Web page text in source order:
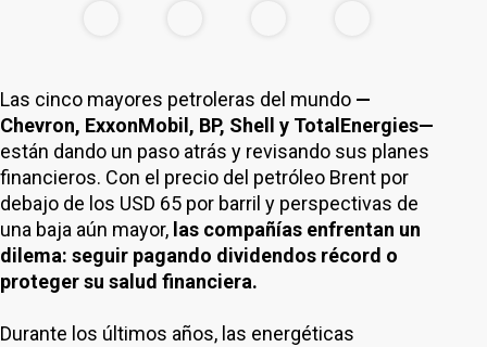
Las cinco mayores petroleras del mundo —
Chevron, ExxonMobil, BP, Shell y TotalEnergies—
están dando un paso atrás y revisando sus planes
financieros. Con el precio del petróleo Brent por
debajo de los USD 65 por barril y perspectivas de
una baja aún mayor, las compañías enfrentan un
dilema: seguir pagando dividendos récord o
proteger su salud financiera.
Durante los últimos años, las energéticas